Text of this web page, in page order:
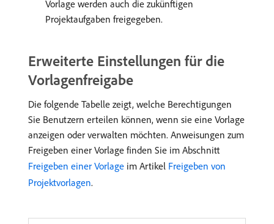
Vorlage werden auch die zukünftigen
Projektaufgaben freigegeben.
Erweiterte Einstellungen für die
Vorlagenfreigabe
Die folgende Tabelle zeigt, welche Berechtigungen
Sie Benutzern erteilen können, wenn sie eine Vorlage
anzeigen oder verwalten möchten. Anweisungen zum
Freigeben einer Vorlage finden Sie im Abschnitt
Freigeben einer Vorlage im Artikel Freigeben von
Projektvorlagen.